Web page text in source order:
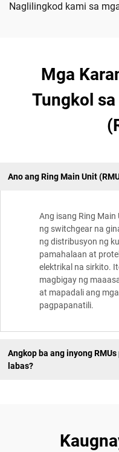
Naglilingkod kami sa
Mga
Tungkol
Ano ang Ring Main Unit
Ang isang Ring Main
ng switchgear na
ng distribusyon ng
pamahalaan at
elektrikal na sirkito.
magbigay ng
at mapadali ang
pagpapanatili.
Angkop ba ang inyong
labas?